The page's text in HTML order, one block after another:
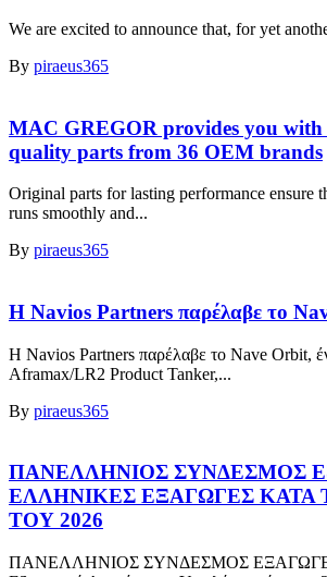
We are excited to announce that, for yet
By piraeus365
MAC GREGOR provides you
quality parts from 36 OEM brands
Original parts for lasting performance ensure
runs smoothly and...
By piraeus365
Η Navios Partners παρέλαβε το
Η Navios Partners παρέλαβε το Nave Orbit,
Aframax/LR2 Product Tanker,...
By piraeus365
ΠΑΝΕΛΛΗΝΙΟΣ ΣΥΝΔΕΣΜΟΣ
ΕΛΛΗΝΙΚΕΣ ΕΞΑΓΩΓΕΣ ΚΑΤΑ
ΤΟΥ 2026
ΠΑΝΕΛΛΗΝΙΟΣ ΣΥΝΔΕΣΜΟΣ